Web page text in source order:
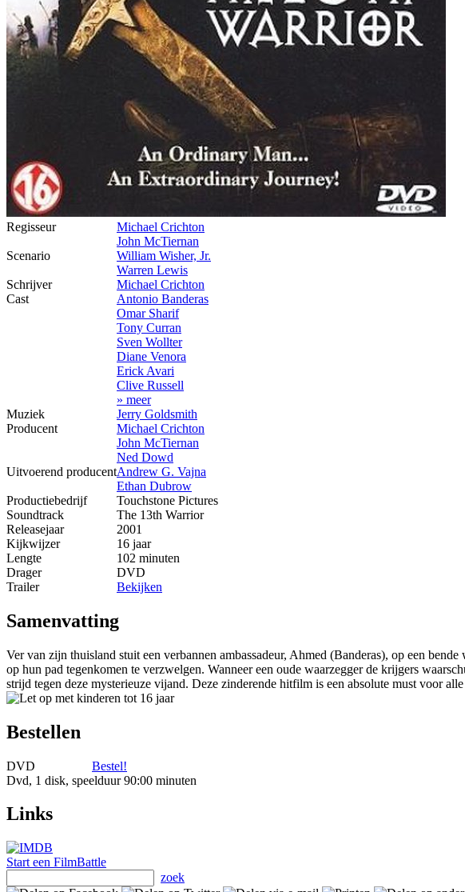
Regisseur
Michael Crichton
John McTiernan
Scenario
William Wisher, Jr.
Warren Lewis
Schrijver
Michael Crichton
Cast
Antonio Banderas
Omar Sharif
Tony Curran
Sven Wollter
Diane Venora
Erick Avari
Clive Russell
» meer
Muziek
Jerry Goldsmith
Producent
Michael Crichton
John McTiernan
Ned Dowd
Uitvoerend producentAndrew G. Vajna
Ethan Dubrow
Productiebedrijf
Touchstone Pictures
Soundtrack
The 13th Warrior
Releasejaar
2001
Kijkwijzer
16 jaar
Lengte
102 minuten
Drager
DVD
Trailer
Bekijken
Samenvatting
Ver van zijn thuisland stuit een verbannen ambassadeur, Ahmed (Banderas), op een
op hun pad tegenkomen te verzwelgen. Wanneer een oude waarzegger de krijgers
strijd tegen deze mysterieuze vijand. Deze zinderende hitfilm is een absolute must voor
Bestellen
DVD
Bestel!
Dvd, 1 disk, speelduur 90:00 minuten
Links
Start een FilmBattle
zoek